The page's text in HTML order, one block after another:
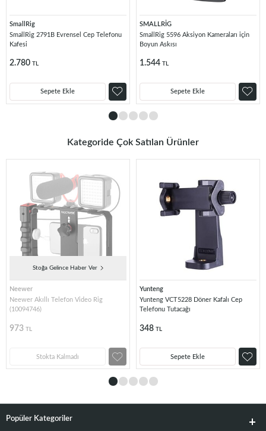
SmallRig
SmallRig 2791B Evrensel Cep Telefonu
Kafesi
2.780 TL
Sepete Ekle
SMALLRİG
SmallRig 5596 Aksiyon Kameraları için
Boyun Askısı
1.544 TL
Sepete Ekle
Kategoride Çok Satılan Ürünler
Stoğa Gelince Haber Ver
Neewer
Neewer Akıllı Telefon Video Rig
(10094746)
973 TL
Stokta Kalmadı
Yunteng
Yunteng VCT5228 Döner Kafalı Cep
Telefonu Tutacağı
348 TL
Sepete Ekle
Popüler Kategoriler